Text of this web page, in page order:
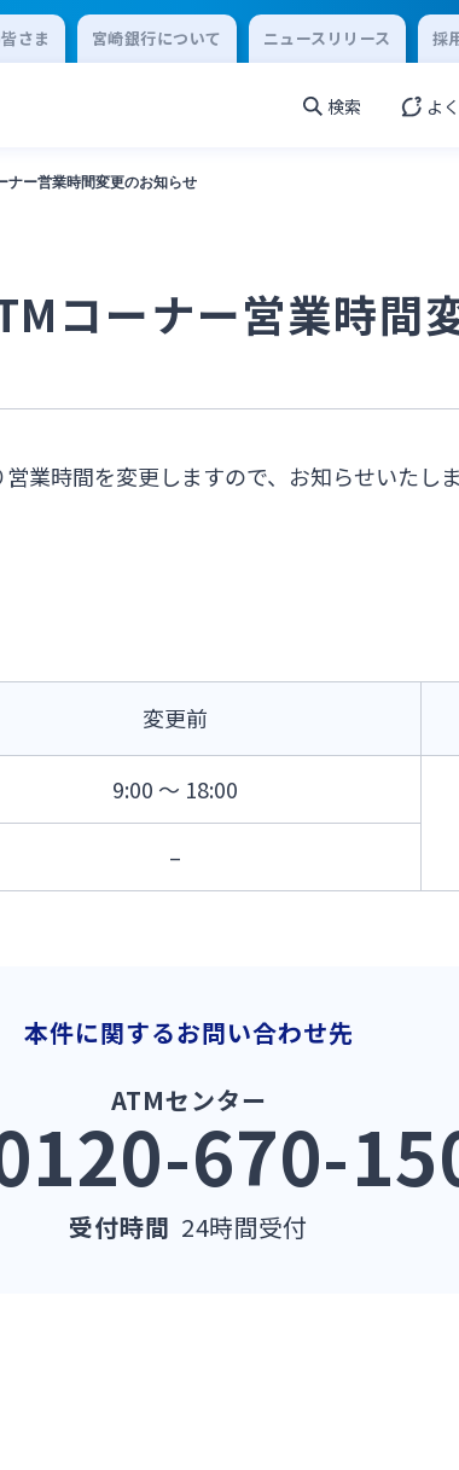
さま 宮崎銀行について ニュースリリース 採
検索 よ
ナー営業時間変更のお知らせ
コーナー営業時間
業時間を変更しますので、お知らせいたし
変更前
9:00 ～ 18:00
–
本件に関するお問い合わせ先
ATMセンター
670-
受付時間 24時間受付